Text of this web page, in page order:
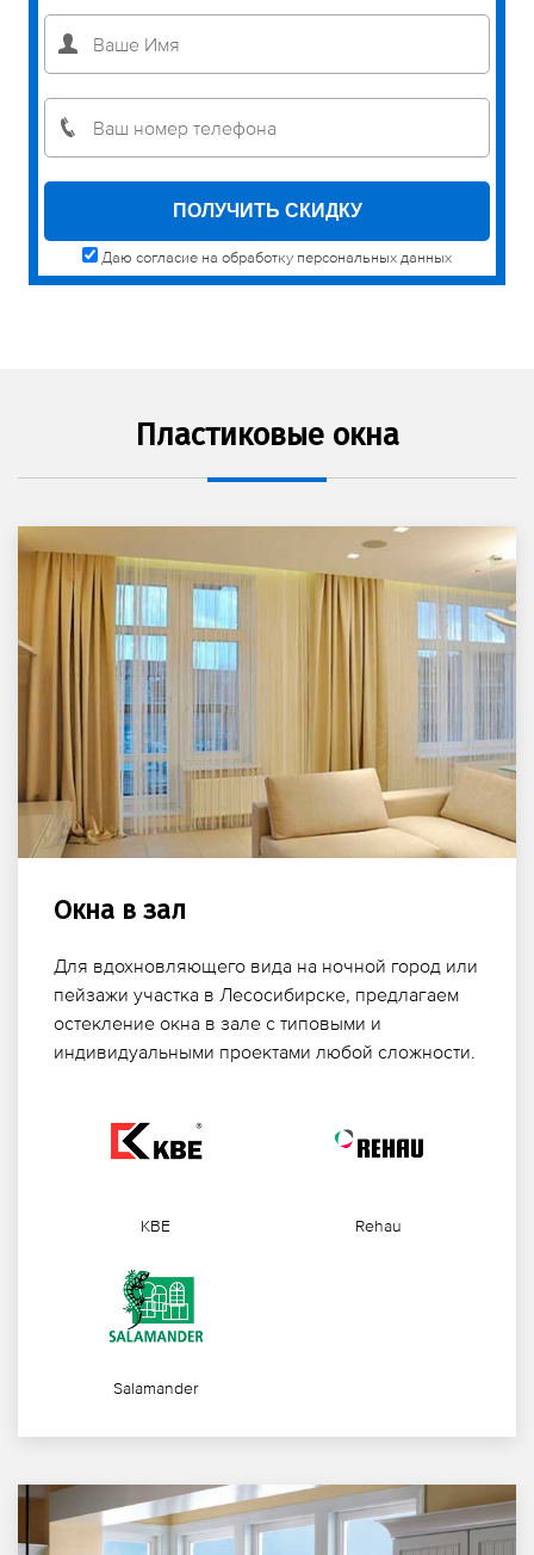
Даю согласие на обработку персональных данных
Пластиковые окна
Окна в зал
Для вдохновляющего вида на ночной город или
пейзажи участка в Лесосибирске, предлагаем
остекление окна в зале с типовыми и
индивидуальными проектами любой сложности.
KBE Rehau
Salamander